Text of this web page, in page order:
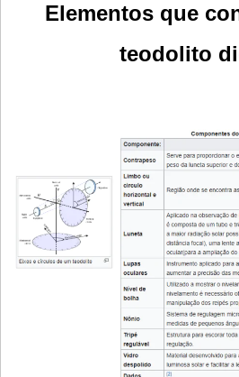
Elementos que
teodolito